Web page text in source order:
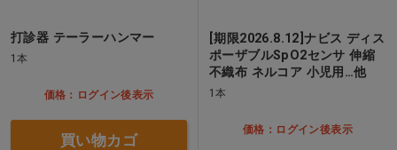
打診器 テーラーハンマー
1本
価格：ログイン後表示
買い物カゴ
[期限2026.8.12]ナビス ディス
ポーザブルSpO2センサ 伸縮
不織布 ネルコア 小児用…他
1本
価格：ログイン後表示